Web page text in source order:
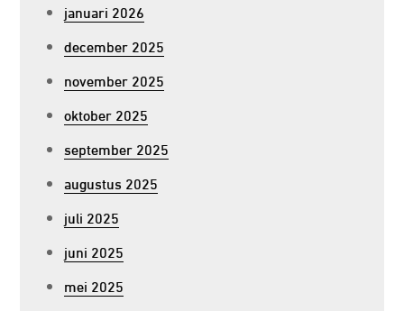
januari 2026
december 2025
november 2025
oktober 2025
september 2025
augustus 2025
juli 2025
juni 2025
mei 2025